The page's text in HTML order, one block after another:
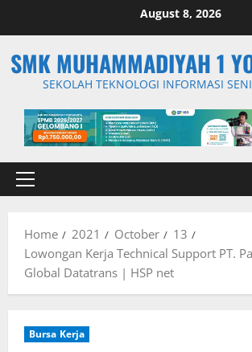
August 8, 2026
SMK MUHAMMADIYAH 1
SEKOLAH TEKNOLOGI INFORMASI
Primary
Home
2021 October
13
Lowongan Kerja Technical Support PT.
Global Datatrans | HSP net
Bursa Kerja